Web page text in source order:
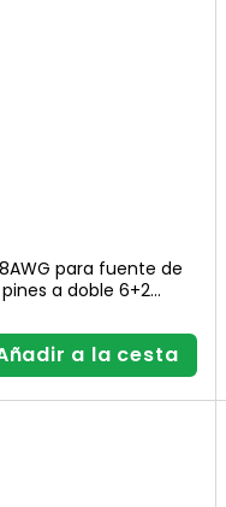
para fuente de
a doble 6+2
a la cesta